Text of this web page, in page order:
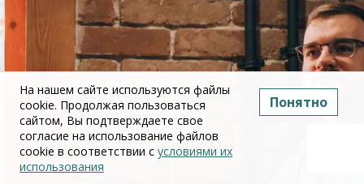
На нашем сайте используются файлы
cookie. Продолжая пользоваться
сайтом, Вы подтверждаете свое
согласие на использование файлов
cookie в соответствии с условиями их
использования
Понятно